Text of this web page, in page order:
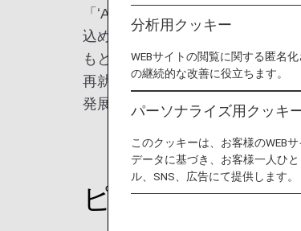
「ʻAha Mele」とは、ハワイの
込められています。
もともと2019年に初めて開催し
再就航をきっかけに、日本とハ
発展させました。今回は当日の
ピアニスト辻󠄀
分析用クッキー
WEBサイトの閲覧に関する匿名
の継続的な改善に役立ちます。
パーソナライズ用クッキ
このクッキーは、お客様のWEB
データに基づき、お客様一人ひ
ル、SNS、広告にて提供します。